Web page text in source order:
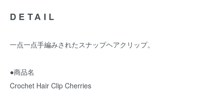
DETAIL
一点一点手編みされたスナップヘアクリップ。
●商品名
Crochet Hair Clip Cherries